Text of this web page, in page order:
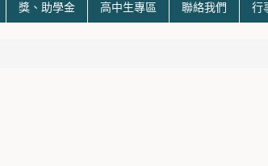
獎、助學金 高中生專區 聯絡我們 行